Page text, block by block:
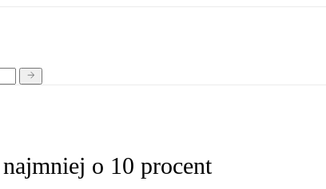
o 10 procent